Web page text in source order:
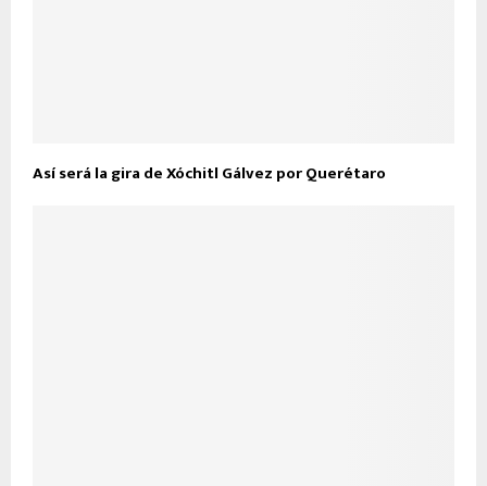
Así será la gira de Xóchitl Gálvez por Querétaro